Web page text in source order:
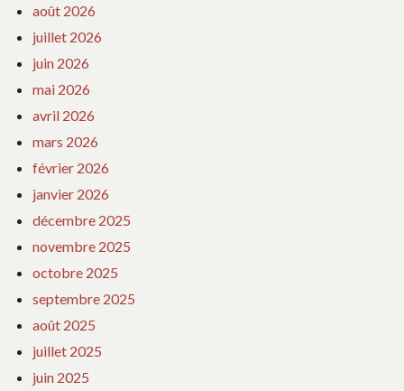
août 2026
juillet 2026
juin 2026
mai 2026
avril 2026
mars 2026
février 2026
janvier 2026
décembre 2025
novembre 2025
octobre 2025
septembre 2025
août 2025
juillet 2025
juin 2025